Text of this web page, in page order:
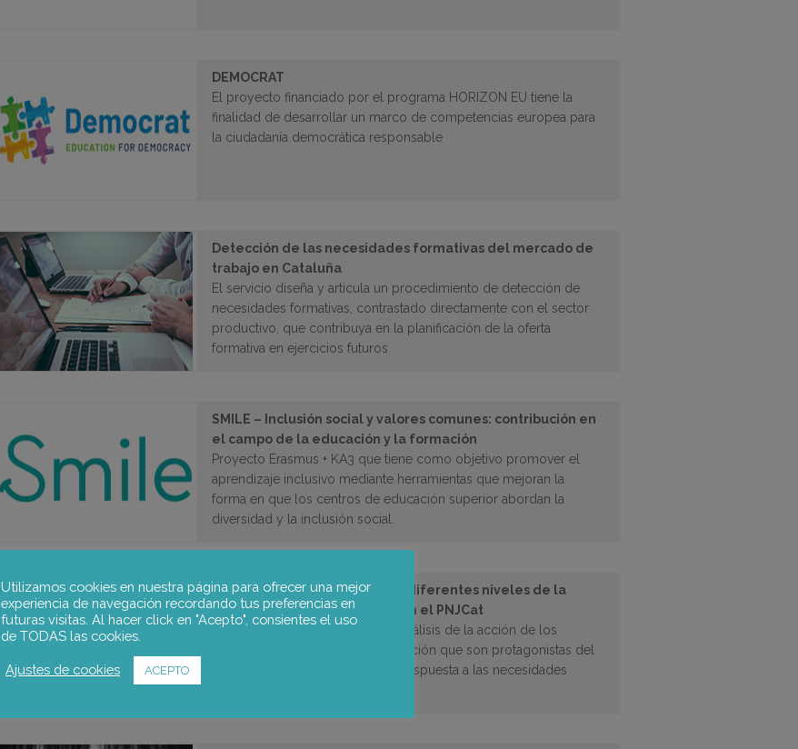
DEMOCRAT
El proyecto financiado por el programa HORIZON EU tiene la
finalidad de desarrollar un marco de competencias europea para
la ciudadanía democrática responsable
Detección de las necesidades formativas del mercado de
trabajo en Cataluña
El servicio diseña y articula un procedimiento de detección de
necesidades formativas, contrastado directamente con el sector
productivo, que contribuya en la planificación de la oferta
formativa en ejercicios futuros
SMILE – Inclusión social y valores comunes: contribución en
el campo de la educación y la formación
Proyecto Erasmus + KA3 que tiene como objetivo promover el
aprendizaje inclusivo mediante herramientas que mejoran la
forma en que los centros de educación superior abordan la
diversidad y la inclusión social.
Análisis sobre la acción de los diferentes niveles de la
administración que despliegan el PNJCat
La investigación se centra en el análisis de la acción de los
diferentes niveles de la administración que son protagonistas del
despliegue del PNJCat para dar respuesta a las necesidades
Utilizamos cookies en nuestra página para ofrecer una mejor
experiencia de navegación recordando tus preferencias en
futuras visitas. Al hacer click en "Acepto", consientes el uso
de TODAS las cookies.
Ajustes de cookies ACEPTO